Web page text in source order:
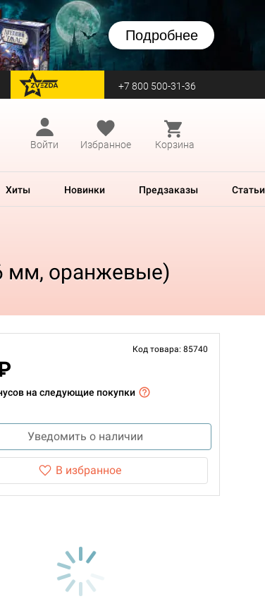
Подробнее
перейти на Zvezda +7 800 500-31-36
Войти
Избранное Корзина
Хиты Новинки Предзаказы Статьи
мм, оранжевые)
Код товара: 85740
на следующие покупки
Уведомить о наличии
В избранное